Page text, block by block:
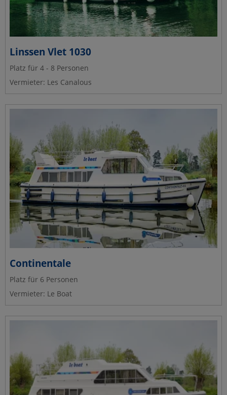
Linssen Vlet 1030
Platz für 4 - 8 Personen
Vermieter: Les Canalous
Continentale
Platz für 6 Personen
Vermieter: Le Boat